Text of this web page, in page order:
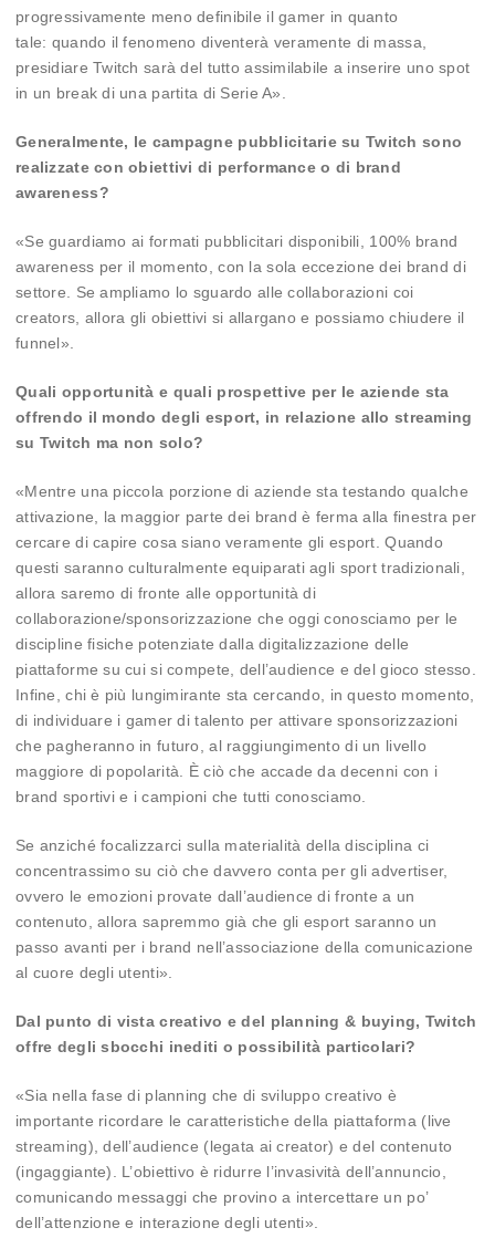
progressivamente meno definibile il gamer in quanto
tale: quando il fenomeno diventerà veramente di massa,
presidiare Twitch sarà del tutto assimilabile a inserire uno spot
in un break di una partita di Serie A».
Generalmente, le campagne pubblicitarie su Twitch sono
realizzate con obiettivi di performance o di brand
awareness?
«Se guardiamo ai formati pubblicitari disponibili, 100% brand
awareness per il momento, con la sola eccezione dei brand di
settore. Se ampliamo lo sguardo alle collaborazioni coi
creators, allora gli obiettivi si allargano e possiamo chiudere il
funnel».
Quali opportunità e quali prospettive per le aziende sta
offrendo il mondo degli esport, in relazione allo streaming
su Twitch ma non solo?
«Mentre una piccola porzione di aziende sta testando qualche
attivazione, la maggior parte dei brand è ferma alla finestra per
cercare di capire cosa siano veramente gli esport. Quando
questi saranno culturalmente equiparati agli sport tradizionali,
allora saremo di fronte alle opportunità di
collaborazione/sponsorizzazione che oggi conosciamo per le
discipline fisiche potenziate dalla digitalizzazione delle
piattaforme su cui si compete, dell’audience e del gioco stesso.
Infine, chi è più lungimirante sta cercando, in questo momento,
di individuare i gamer di talento per attivare sponsorizzazioni
che pagheranno in futuro, al raggiungimento di un livello
maggiore di popolarità. È ciò che accade da decenni con i
brand sportivi e i campioni che tutti conosciamo.
Se anziché focalizzarci sulla materialità della disciplina ci
concentrassimo su ciò che davvero conta per gli advertiser,
ovvero le emozioni provate dall’audience di fronte a un
contenuto, allora sapremmo già che gli esport saranno un
passo avanti per i brand nell’associazione della comunicazione
al cuore degli utenti».
Dal punto di vista creativo e del planning & buying, Twitch
offre degli sbocchi inediti o possibilità particolari?
«Sia nella fase di planning che di sviluppo creativo è
importante ricordare le caratteristiche della piattaforma (live
streaming), dell’audience (legata ai creator) e del contenuto
(ingaggiante). L’obiettivo è ridurre l’invasività dell’annuncio,
comunicando messaggi che provino a intercettare un po’
dell’attenzione e interazione degli utenti».